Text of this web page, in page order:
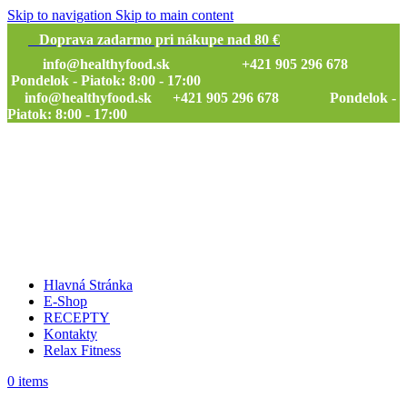
Skip to navigation Skip to main content
Doprava zadarmo pri nákupe nad 80 €
info@healthyfood.sk
+421 905 296 678
Pondelok - Piatok: 8:00 - 17:00
info@healthyfood.sk
+421 905 296 678 Pondelok -
Piatok: 8:00 - 17:00
Hlavná Stránka
E-Shop
RECEPTY
Kontakty
Relax Fitness
0 items